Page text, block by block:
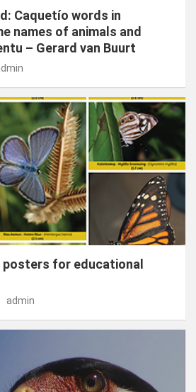
Caquetío words in
names of animals and
– Gerard van Buurt
posters for educational
admin